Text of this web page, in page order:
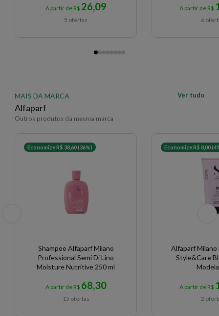
A partir de R$ 26,09
5 ofertas
A partir de R$
6
MAIS DA MARCA
Alfaparf
Outros produtos da mesma marca
Ver tudo
Economize R$ 38,60 (36%)
Shampoo Alfaparf Milano
Professional Semi Di Lino
Moisture Nutritive 250 ml
A partir de R$ 68,30
15 ofertas
Economize R$ 8,00
Alfaparf Milano
Style&Care
A partir de R$
2